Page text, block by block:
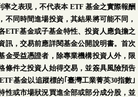
率之表現，不代表本 ETF 基金之實際報酬
不同時間進場投資，其結果將可能不同，
ETF基金或子基金特性、投資人應負擔之
訊，交易前應詳閱基金公開說明書。首次
金受益憑證者，除專業機構投資人外，限
條件之投資人始得交易，並簽具風險預告
基金以追蹤標的｢臺灣工業菁英30指數｣
性或市場狀況買進全部或部分成分股，並